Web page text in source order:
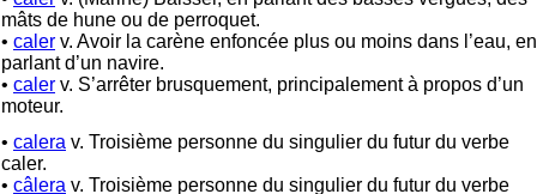
mâts de hune ou de perroquet.
• caler v. Avoir la carène enfoncée plus ou moins dans l’eau, en
parlant d’un navire.
• caler v. S’arrêter brusquement, principalement à propos d’un
moteur.
• calera v. Troisième personne du singulier du futur du verbe
caler.
• câlera v. Troisième personne du singulier du futur du verbe